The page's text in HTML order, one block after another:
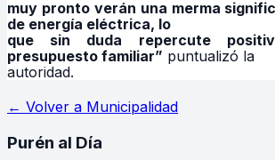
muy pronto verán una merma
de energía eléctrica, lo
que sin duda repercute
presupuesto familiar” puntualizó la
autoridad.
← Volver a Municipalidad
Purén al Día